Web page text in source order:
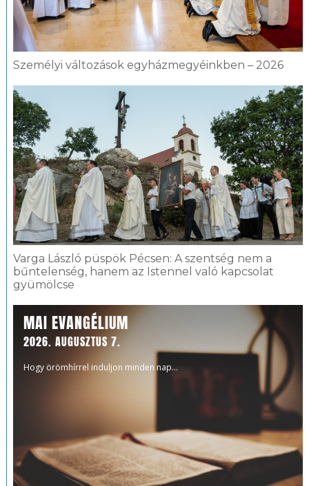
Személyi változások egyházmegyéinkben – 2026
Varga László püspök Pécsen: A szentség nem a
bűntelenség, hanem az Istennel való kapcsolat
gyümölcse
MAI EVANGÉLIUM
2026. AUGUSZTUS 7.
Hogy örömhírrel induljon minden nap...